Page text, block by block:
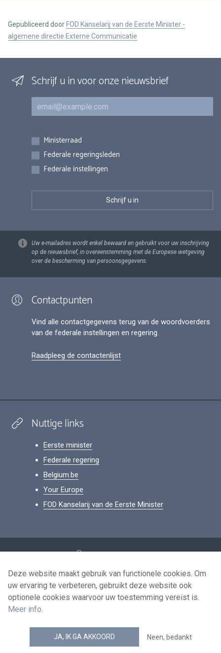
Gepubliceerd door FOD Kanselarij van de Eerste Minister -
algemene directie Externe Communicatie
Schrijf u in voor onze nieuwsbrief
E-mail
Inschrijvingen
Ministerraad
Federale regeringsleden
Federale instellingen
Uw e-mailadres wordt enkel bewaard en gebruikt voor uw inschrijving
op de nieuwsbrief, in overeenstemming met de Europese wetgeving
over de bescherming van persoonsgegevens.
Contactpunten
Vind alle contactgegevens terug van de woordvoerders
van de federale instellingen en regering.
Raadpleeg de contactenlijst
Nuttige links
Eerste minister
Federale regering
Belgium.be
Your Europe
FOD Kanselarij van de Eerste Minister
Persoonsgegevens
Voorwaarden voor het hergebruik
Contacteer ons
news.belgium RSS feed
© 2026 - news.belgium.be
Deze website maakt gebruik van functionele cookies. Om
uw ervaring te verbeteren, gebruikt deze website ook
optionele cookies waarvoor uw toestemming vereist is.
Meer info.
JA, IK GA AKKOORD Neen, bedankt